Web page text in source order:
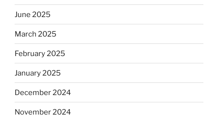
June 2025
March 2025
February 2025
January 2025
December 2024
November 2024